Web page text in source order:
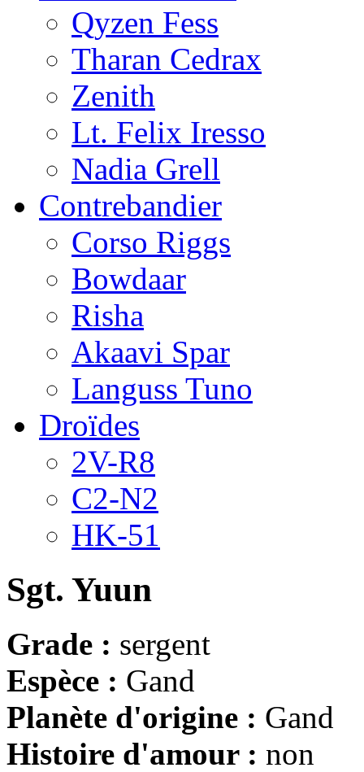
Qyzen Fess
Tharan Cedrax
Zenith
Lt. Felix Iresso
Nadia Grell
Contrebandier
Corso Riggs
Bowdaar
Risha
Akaavi Spar
Languss Tuno
Droïdes
2V-R8
C2-N2
HK-51
Sgt. Yuun
Grade : sergent
Espèce : Gand
Planète d'origine : Gand
Histoire d'amour : non